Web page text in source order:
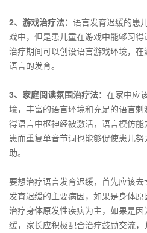
2、游戏治疗法： 语言发育迟缓的患
戏中，但是患儿童在游戏中能够习
治疗期间可以创设语言游戏环境，
语言的发育。
3、家庭阅读氛围治疗法： 在家中应
境，丰富的语言环境和充足的语言
得语言中枢神经被激活，语言模仿
患而重复单音节词也能够促使患儿
助。
要想治疗语言发育迟缓，首先应该
发育迟缓的主要病因，如果是身体
治疗身体原发性疾病为主，如果是
缓，家长应积极配合治疗鼓励交流